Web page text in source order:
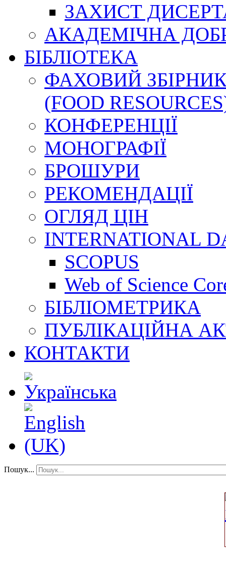
ЗАХИСТ
АКАДЕМІЧНА
БІБЛІОТЕКА
ФАХОВИЙ
(FOOD
КОНФЕРЕНЦІЇ
МОНОГРАФІЇ
БРОШУРИ
РЕКОМЕНДАЦІЇ
ОГЛЯД ЦІН
INTERNATIONAL
SCOPUS
Web of Science
БІБЛІОМЕТРИКА
ПУБЛІКАЦІЙНА
КОНТАКТИ
Пошук...